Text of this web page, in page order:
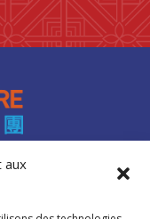
aux